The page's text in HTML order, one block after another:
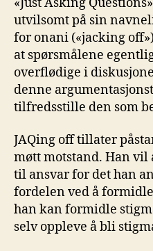
utvilsomt på sin
for onani («jacking
at spørsmålene
overflødige i
denne
tilfredsstille den som
JAQing off tillater
møtt motstand. Han
til ansvar for det han
fordelen ved å
han kan formidle
selv oppleve å bli